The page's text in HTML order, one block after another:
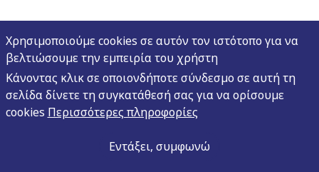
Χρησιμοποιούμε cookies σε αυτόν τον ιστότοπο για να
βελτιώσουμε την εμπειρία του χρήστη
Κάνοντας κλικ σε οποιονδήποτε σύνδεσμο σε αυτή τη
σελίδα δίνετε τη συγκατάθεσή σας για να ορίσουμε
cookies Περισσότερες πληροφορίες
Εντάξει, συμφωνώ